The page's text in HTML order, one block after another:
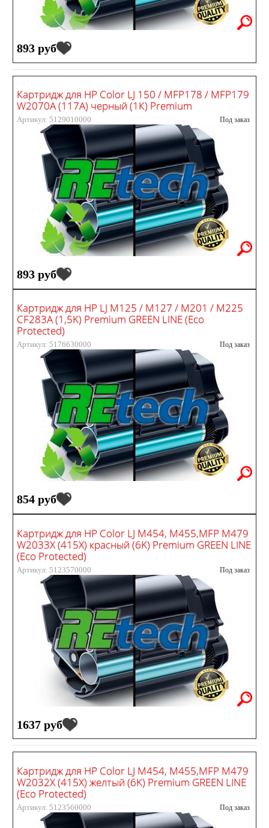
893 руб
Картридж для HP Color LJ 150 / MFP178 / MFP179
W2070A (117A) черный (1К) Premium
Артикул: 5129010000 Под заказ
893 руб
Картридж для HP LJ M125 / M127 / M201 / M225
CF283A (1,5K) Premium GREEN LINE (Eco
Protected)
Артикул: 5176630000 Под заказ
854 руб
Картридж для HP Color LJ M454, M455,MFP M479
W2033X (415X) красный (6K) Premium GREEN LINE
(Eco Protected)
Артикул: 5123570000 Под заказ
1637 руб
Картридж для HP Color LJ M454, M455,MFP M479
W2032X (415X) желтый (6K) Premium GREEN LINE
(Eco Protected)
Артикул: 5123560000 Под заказ